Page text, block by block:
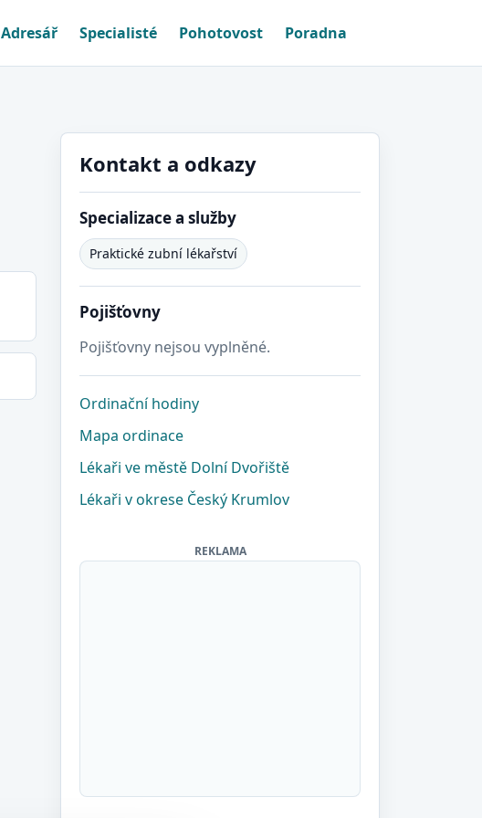
Adresář Specialisté Pohotovost Poradna
Kontakt a odkazy
Specializace a služby
Praktické zubní lékařství
Pojišťovny
Pojišťovny nejsou vyplněné.
Ordinační hodiny
Mapa ordinace
Lékaři ve městě Dolní Dvořiště
Lékaři v okrese Český Krumlov
REKLAMA